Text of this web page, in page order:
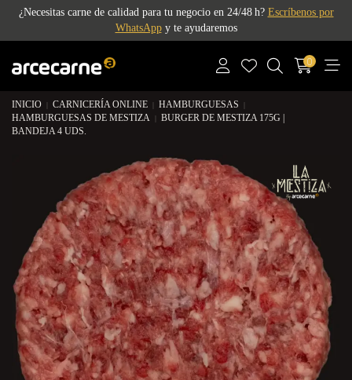
¿Necesitas carne de calidad para tu negocio en 24/48 h? Escríbenos por
WhatsAppy te ayudaremos
0
INICIO CARNICERÍA ONLINE
HAMBURGUESAS
HAMBURGUESAS DE MESTIZA
BURGER DE MESTIZA 175G |
BANDEJA 4 UDS.